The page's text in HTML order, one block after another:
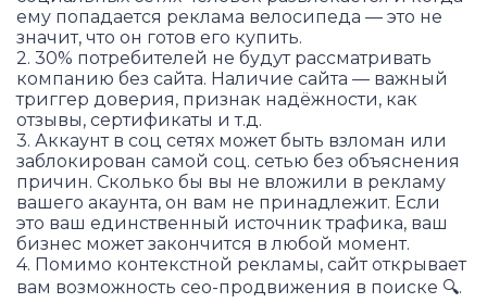
ему попадается реклама велосипеда — это не
значит, что он готов его купить.
2. 30% потребителей не будут рассматривать
компанию без сайта. Наличие сайта — важный
триггер доверия, признак надёжности, как
отзывы, сертификаты и т.д.
3. Аккаунт в соц сетях может быть взломан или
заблокирован самой соц. сетью без объяснения
причин. Сколько бы вы не вложили в рекламу
вашего акаунта, он вам не принадлежит. Если
это ваш единственный источник трафика, ваш
бизнес может закончится в любой момент.
4. Помимо контекстной рекламы, сайт открывает
вам возможность сео-продвижения в поиске 🔍.